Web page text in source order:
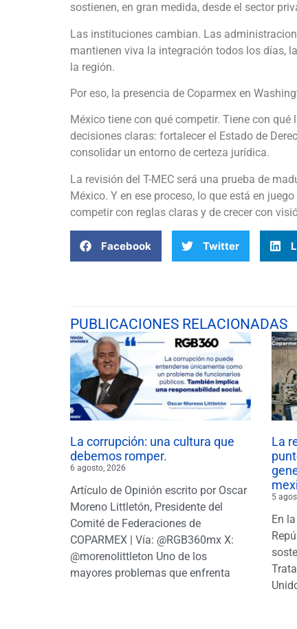
sostienen, en gran medida, desde el sector
Las instituciones cambian. Las
mantienen viva la integración todos los días,
la región.
Por eso, la presencia de Coparmex en
México tiene con qué competir. Tiene con
decisiones claras: fortalecer el Estado de
consolidar un entorno de certeza jurídica.
La revisión del T-MEC será una prueba de
México. Y en ese proceso, lo que está en
competir con reglas claras y de crecer con
Facebook Twitter
PUBLICACIONES RELACIONADAS
La corrupción: una cultura que
debemos romper.
6 agosto, 2026
Artículo de Opinión escrito por Oscar
Moreno Littletón, Presidente del
Comité de Federaciones de
COPARMEX | Vía: @RGB360mx X:
@morenolittleton Uno de los
mayores problemas que enfrenta
La
5
En